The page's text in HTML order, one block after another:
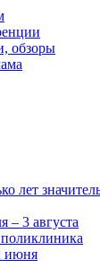
обзоры
лет
– 3 августа
июня